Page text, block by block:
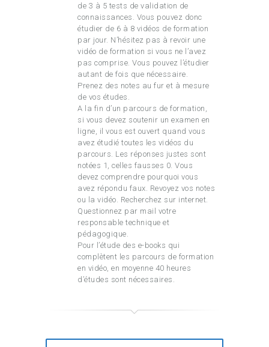
de 3 à 5 tests de validation de
connaissances. Vous pouvez donc
étudier de 6 à 8 vidéos de formation
par jour. N’hésitez pas à revoir une
vidéo de formation si vous ne l’avez
pas comprise. Vous pouvez l’étudier
autant de fois que nécessaire.
Prenez des notes au fur et à mesure
de vos études.
A la fin d’un parcours de formation,
si vous devez soutenir un examen en
ligne, il vous est ouvert quand vous
avez étudié toutes les vidéos du
parcours. Les réponses justes sont
notées 1, celles fausses 0. Vous
devez comprendre pourquoi vous
avez répondu faux. Revoyez vos notes
ou la vidéo. Recherchez sur internet.
Questionnez par mail votre
responsable technique et
pédagogique.
Pour l’étude des e-books qui
complètent les parcours de formation
en vidéo, en moyenne 40 heures
d’études sont nécessaires.